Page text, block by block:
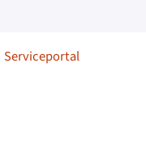
Serviceportal